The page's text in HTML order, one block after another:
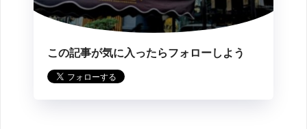
この記事が気に入ったらフォローしよう